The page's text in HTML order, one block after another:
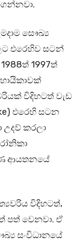
සෞඛ්‍ය
එරෙහිව සටන්
1997ත්
විදිහටත් වැඩ
එරෙහි සටන
උදව් කරලා
ආයතනයේ
විදිහටත්,
පත් වෙනවා. ඒ
සංවිධානයේ